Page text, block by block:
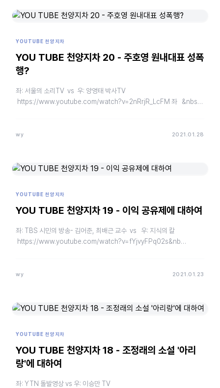
YOUTUBE 천양지차
YOU TUBE 천양지차 20 - 주호영 원내대표 성폭
행?
좌: 서울의 소리TV vs 우: 양영태 박사TV
https://www.youtube.com/watch?v=2nRrjR_LcFM 좌 &nbs…
wy 2021.01.28
YOUTUBE 천양지차
YOU TUBE 천양지차 19 - 이익 공유제에 대하여
좌: TBS 시민의 방송- 김어준, 최배근 교수 vs 우: 지식의 칼
https://www.youtube.com/watch?v=fYjvyFPq02s&nb…
wy 2021.01.23
YOUTUBE 천양지차
YOU TUBE 천양지차 18 - 조정래의 소설 '아리
랑'에 대하여
좌: YTN 돌발영상 vs 우: 이승만 TV